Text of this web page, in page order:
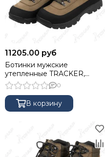
11205.00 руб
Ботинки мужские
утепленные TRACKER,
мембрана Kingtex, insulation
400г, олива, 44 NISUS
0
В корзину